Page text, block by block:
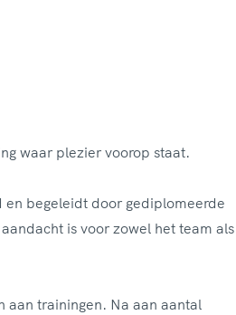
waar plezier voorop staat.
en begeleidt door gediplomeerde
is voor zowel het team als
aan trainingen. Na aan aantal